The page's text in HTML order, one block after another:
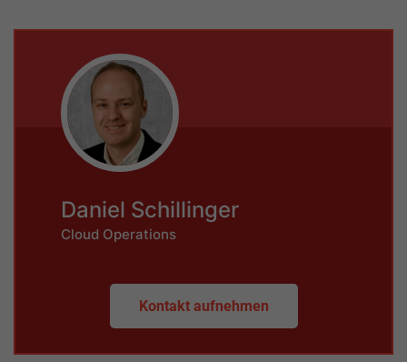
Daniel Schillinger
Cloud Operations
Kontakt aufnehmen